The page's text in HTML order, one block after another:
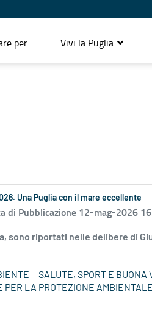
per Vivi la Puglia
Una Puglia con il mare eccellente
di Pubblicazione 12-mag-2026
sono riportati nelle delibere di
SALUTE, SPORT E BUONA
PER LA PROTEZIONE AMBIENTALE